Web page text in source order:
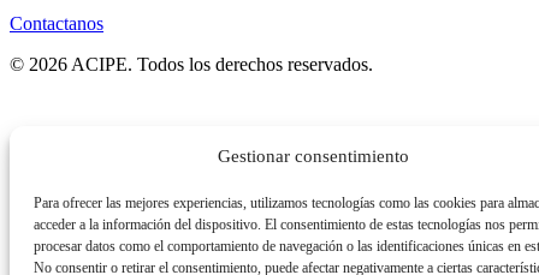
Gestionar consentimiento
Para ofrecer las mejores experiencias, utilizamos tecnologías como las cookies para
acceder a la información del dispositivo. El consentimiento de estas tecnologías nos
procesar datos como el comportamiento de navegación o las identificaciones únicas en
No consentir o retirar el consentimiento, puede afectar negativamente a ciertas
Contactanos
© 2026 ACIPE. Todos los derechos reservados.